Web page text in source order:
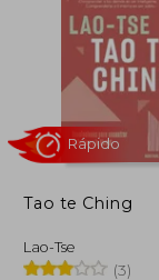
Tao te Ching
Lao-Tse
(3)